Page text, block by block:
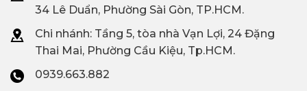
34 Lê Duẩn, Phường Sài Gòn, TP.HCM.
Chi nhánh: Tầng 5, tòa nhà Vạn Lợi, 24 Đặng
Thai Mai, Phường Cầu Kiệu, Tp.HCM.
0939.663.882